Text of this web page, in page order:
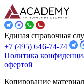
Единая справочная
+7 (495) 646-74-74
Политика
офертой
Копирование